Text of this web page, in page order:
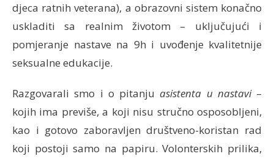
djeca ratnih veterana), a obrazovni sistem konačno
uskladiti sa realnim životom – uključujući i
pomjeranje nastave na 9h i uvođenje kvalitetnije
seksualne edukacije.
Razgovarali smo i o pitanjuasistenta u nastavi–
kojih ima previše, a koji nisu stručno osposobljeni,
kao i gotovo zaboravljen društveno-koristan rad
koji postoji samo na papiru. Volonterskih prilika,